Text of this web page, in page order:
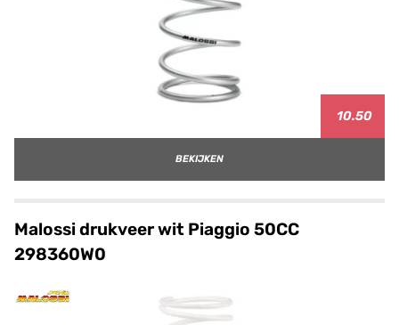
10.50
BEKIJKEN
Malossi drukveer wit Piaggio 50CC
298360W0